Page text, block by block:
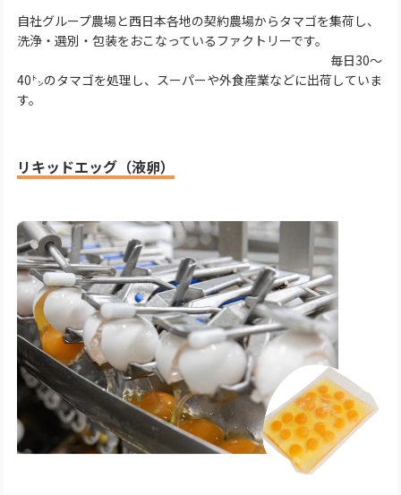
自社グループ農場と西日本各地の契約農場からタマゴを集荷し、
洗浄・選別・包装をおこなっているファクトリーです。
毎日30～
40㌧のタマゴを処理し、スーパーや外食産業などに出荷していま
す。
リキッドエッグ（液卵）